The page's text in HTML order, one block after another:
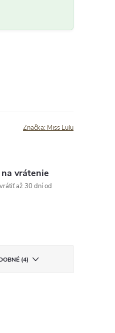
vnútorných šnúr ako bežne“
Značka: Miss Lulu
vrátenie
až 30 dní od
(4)